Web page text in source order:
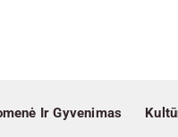
Ir Gyvenimas